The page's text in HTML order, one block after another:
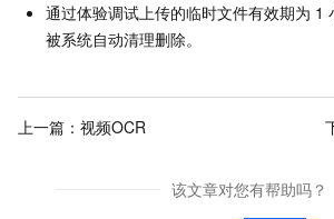
通过体验调试上传的临时文件有效期为 1
被系统自动清理删除。
上一篇： 视频OCR
该文章对您有帮助吗？